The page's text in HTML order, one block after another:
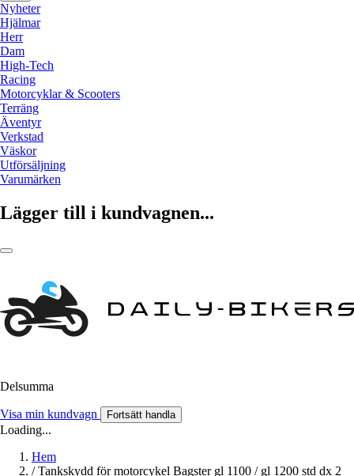
Nyheter
Hjälmar
Herr
Dam
High-Tech
Racing
Motorcyklar & Scooters
Terräng
Äventyr
Verkstad
Väskor
Utförsäljning
Varumärken
Lägger till i kundvagnen...
Delsumma
Visa min kundvagn Fortsätt handla
Loading...
Hem
/ Tankskydd för motorcykel Bagster gl 1100 / gl 1200 std dx 2